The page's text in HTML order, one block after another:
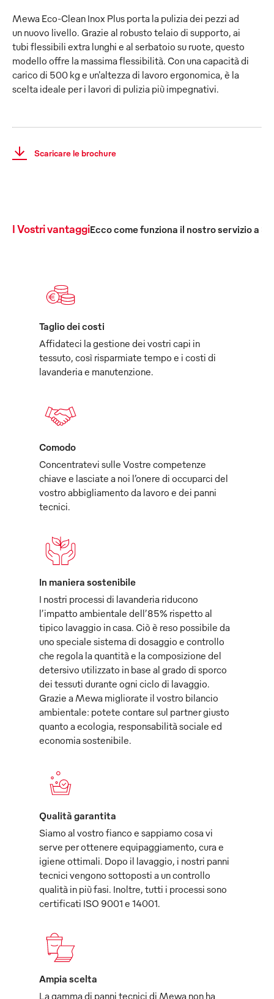
Mewa Eco-Clean Inox Plus porta la pulizia dei pezzi ad
un nuovo livello. Grazie al robusto telaio di supporto, ai
tubi flessibili extra lunghi e al serbatoio su ruote, questo
modello offre la massima flessibilità. Con una capacità di
carico di 500 kg e un'altezza di lavoro ergonomica, è la
scelta ideale per i lavori di pulizia più impegnativi.
Scaricare le brochure
I Vostri vantaggiEcco come funziona il nostro servizio a
Taglio dei costi
Affidateci la gestione dei vostri capi in
tessuto, così risparmiate tempo e i costi di
lavanderia e manutenzione.
Comodo
Concentratevi sulle Vostre competenze
chiave e lasciate a noi l’onere di occuparci del
vostro abbigliamento da lavoro e dei panni
tecnici.
In maniera sostenibile
I nostri processi di lavanderia riducono
l’impatto ambientale dell’85% rispetto al
tipico lavaggio in casa. Ciò è reso possibile da
uno speciale sistema di dosaggio e controllo
che regola la quantità e la composizione del
detersivo utilizzato in base al grado di sporco
dei tessuti durante ogni ciclo di lavaggio.
Grazie a Mewa migliorate il vostro bilancio
ambientale: potete contare sul partner giusto
quanto a ecologia, responsabilità sociale ed
economia sostenibile.
Qualità garantita
Siamo al vostro fianco e sappiamo cosa vi
serve per ottenere equipaggiamento, cura e
igiene ottimali. Dopo il lavaggio, i nostri panni
tecnici vengono sottoposti a un controllo
qualità in più fasi. Inoltre, tutti i processi sono
certificati ISO 9001 e 14001.
Ampia scelta
La gamma di panni tecnici di Mewa non ha